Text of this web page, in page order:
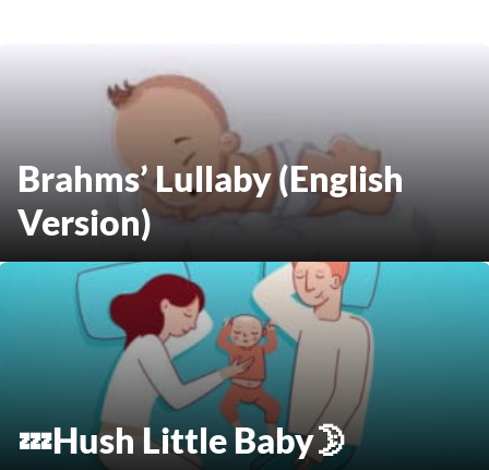
Brahms’ Lullaby (English
Version)
💤Hush Little Baby🌛